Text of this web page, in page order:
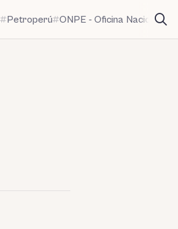
Petroperú ONPE - Oficina Nacional